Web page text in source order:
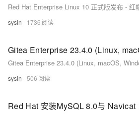
sysin 1736
sysin 506
Red Hat 安装MySQL 8.0与 Navicat